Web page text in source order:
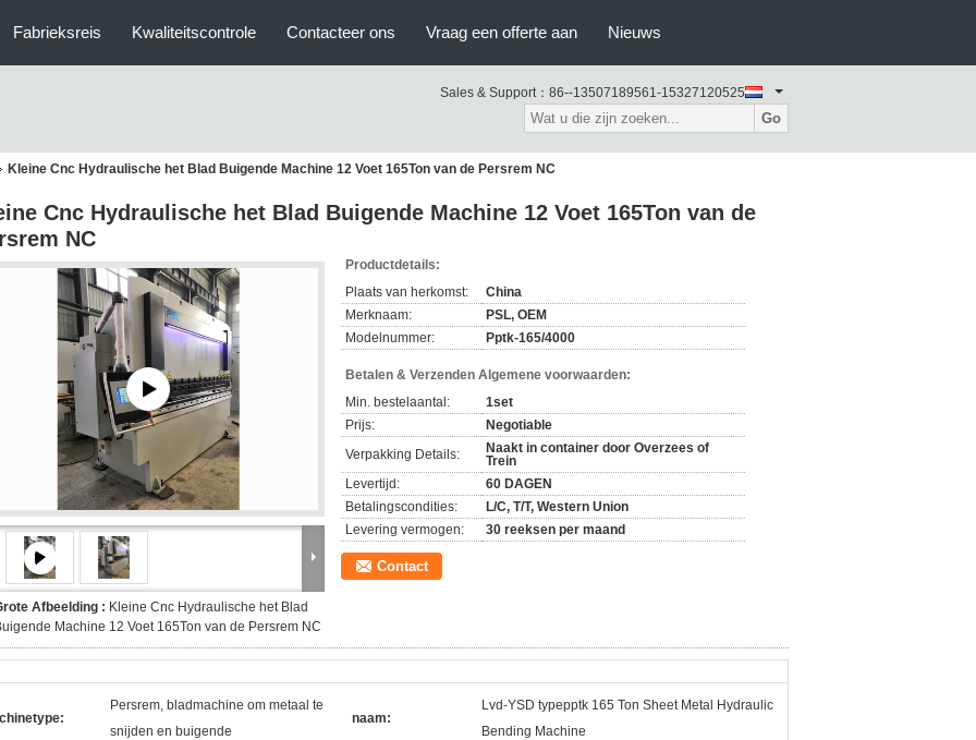
Fabrieksreis Kwaliteitscontrole Contacteer ons Vraag een offerte aan Nieuws
Sales & Support： 86--13507189561-15327120525
Go
Kleine Cnc Hydraulische het Blad Buigende Machine 12 Voet 165Ton van de Persrem NC
Cnc Hydraulische het Blad Buigende Machine 12 Voet 165Ton van de
NC
Afbeelding : Kleine Cnc Hydraulische het Blad
Machine 12 Voet 165Ton van de Persrem NC
Productdetails:
Plaats van herkomst:
China
Merknaam:
PSL, OEM
Modelnummer:
Pptk-165/4000
Betalen & Verzenden Algemene voorwaarden:
Min. bestelaantal:
1set
Prijs:
Negotiable
Verpakking Details:
Naakt in container door Overzees of
Trein
Levertijd:
60 DAGEN
Betalingscondities:
L/C, T/T, Western Union
Levering vermogen:
30 reeksen per maand
Contact
Persrem, bladmachine om metaal te
snijden en buigende
naam:
Lvd-YSD typepptk 165 Ton Sheet Metal Hydraulic
Bending Machine